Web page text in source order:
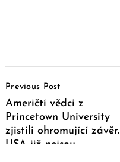
Navigation
Previous Post
Američtí vědci z
Princetown University
zjistili ohromující závěr.
USA již nejsou
demokracií